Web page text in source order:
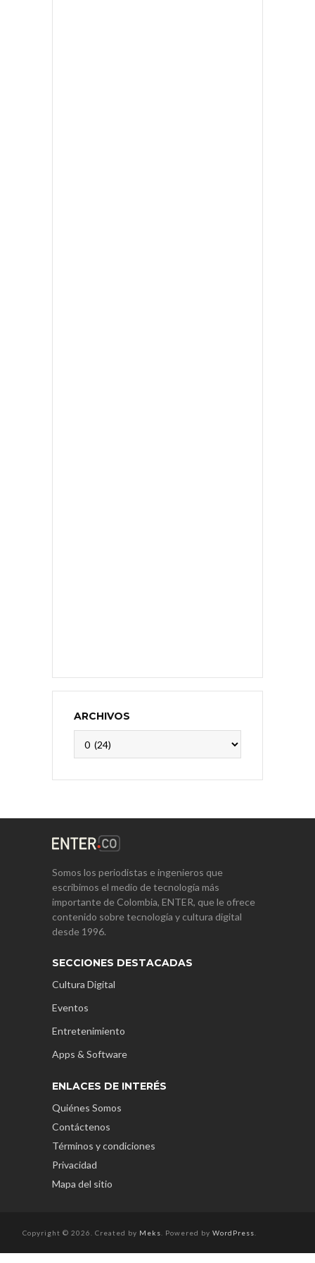
ARCHIVOS
Somos los periodistas e ingenieros que
escribimos el medio de tecnología más
importante de Colombia, ENTER, que le ofrece
contenido sobre tecnología y cultura digital
desde 1996.
SECCIONES DESTACADAS
Cultura Digital
Eventos
Entretenimiento
Apps & Software
ENLACES DE INTERÉS
Quiénes Somos
Contáctenos
Términos y condiciones
Privacidad
Mapa del sitio
Copyright © 2026. Created by Meks . Powered by WordPress